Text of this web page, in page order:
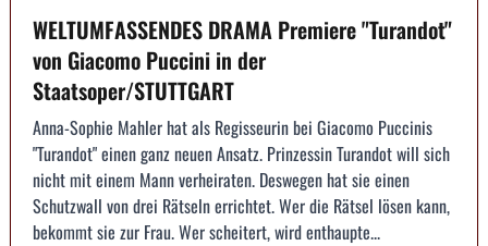
WELTUMFASSENDES DRAMA Premiere "Turandot"
von Giacomo Puccini in der
Staatsoper/STUTTGART
Anna-Sophie Mahler hat als Regisseurin bei Giacomo Puccinis
"Turandot" einen ganz neuen Ansatz. Prinzessin Turandot will sich
nicht mit einem Mann verheiraten. Deswegen hat sie einen
Schutzwall von drei Rätseln errichtet. Wer die Rätsel lösen kann,
bekommt sie zur Frau. Wer scheitert, wird enthaupte...